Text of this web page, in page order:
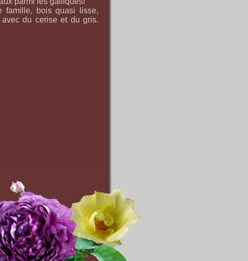
famille, bois quasi lisse,
du cerise et du gris.